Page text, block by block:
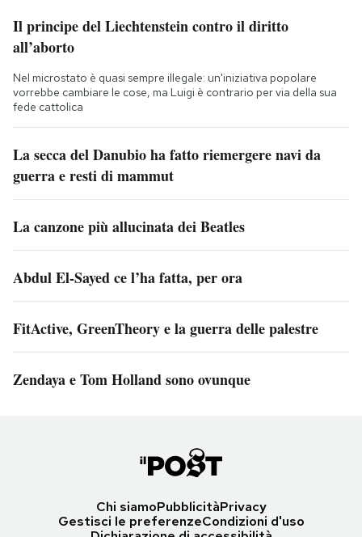
Il principe del Liechtenstein contro il diritto
all’aborto
Nel microstato è quasi sempre illegale: un'iniziativa popolare
vorrebbe cambiare le cose, ma Luigi è contrario per via della sua
fede cattolica
La secca del Danubio ha fatto riemergere navi da
guerra e resti di mammut
La canzone più allucinata dei Beatles
Abdul El-Sayed ce l’ha fatta, per ora
FitActive, GreenTheory e la guerra delle palestre
Zendaya e Tom Holland sono ovunque
Chi siamoPubblicitàPrivacy
Gestisci le preferenzeCondizioni d'uso